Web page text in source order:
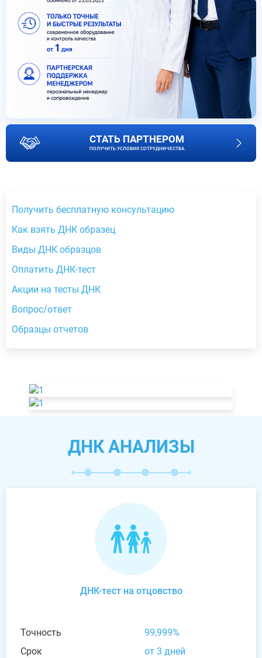
СТАТЬ ПАРТНЕРОМ
ПОЛУЧИТЬ УСЛОВИЯ СОТРУДНИЧЕСТВА
Получить бесплатную консультацию
Как взять ДНК образец
Виды ДНК образцов
Оплатить ДНК-тест
Акции на тесты ДНК
Вопрос/ответ
Образцы отчетов
ДНК АНАЛИЗЫ
ДНК-тест на отцовство
Точность
99,999%
Срок
от 3 дней